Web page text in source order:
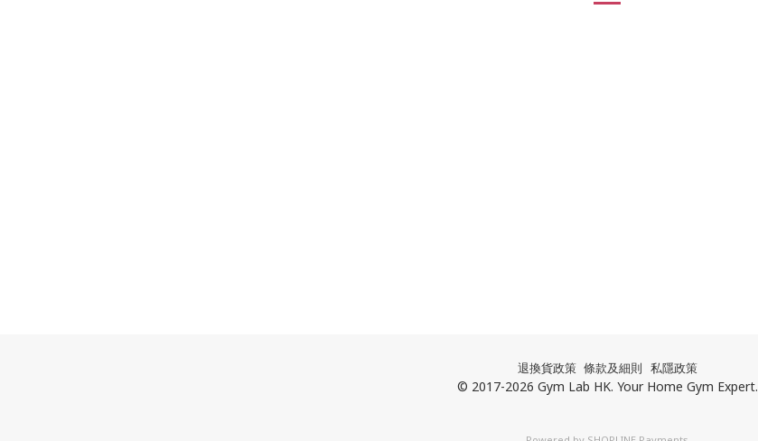
退換貨政策 條款及細則 私隱政策
© 2017-2026 Gym Lab HK. Your Home Gym Expert.